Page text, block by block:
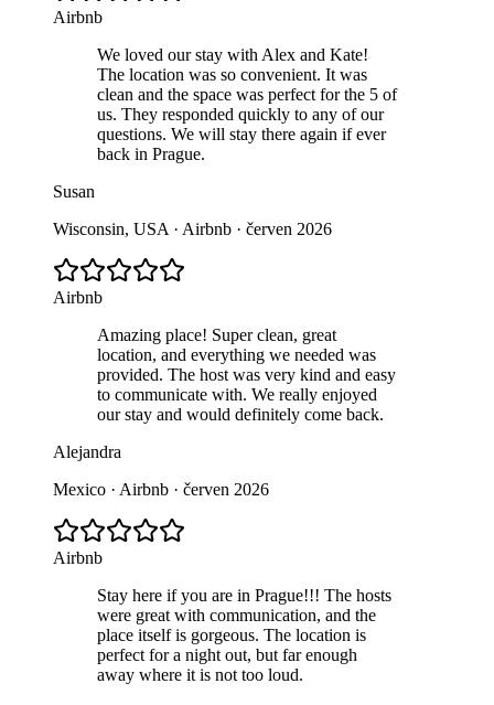
Airbnb
We loved our stay with Alex and Kate!
The location was so convenient. It was
clean and the space was perfect for the 5 of
us. They responded quickly to any of our
questions. We will stay there again if ever
back in Prague.
Susan
Wisconsin, USA · Airbnb · červen 2026
Airbnb
Amazing place! Super clean, great
location, and everything we needed was
provided. The host was very kind and easy
to communicate with. We really enjoyed
our stay and would definitely come back.
Alejandra
Mexico · Airbnb · červen 2026
Airbnb
Stay here if you are in Prague!!! The hosts
were great with communication, and the
place itself is gorgeous. The location is
perfect for a night out, but far enough
away where it is not too loud.